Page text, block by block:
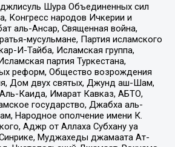
Шура Объединенных сил
Конгресс народов Ичкерии и
аль-Ансар, Священная война,
мусульмане, Партия исламского
И-Тайба, Исламская группа,
партия Туркестана,
реформ, Общество возрождения
Дом двух святых, Джунд аш-Шам,
Каида, Имарат Кавказ, АБТО,
государство, Джабха аль-
Народное ополчение имени К.
Аджр от Аллаха Субхану уа
Муджахеды джамаата Ат-